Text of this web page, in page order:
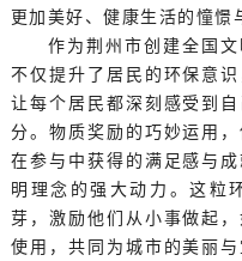
更加美好、健康生活的憧憬
作为荆州市创建全国
不仅提升了居民的环保意
让每个居民都深刻感受到
分。物质奖励的巧妙运用
在参与中获得的满足感与
明理念的强大动力。这粒
芽，激励他们从小事做起
使用，共同为城市的美丽